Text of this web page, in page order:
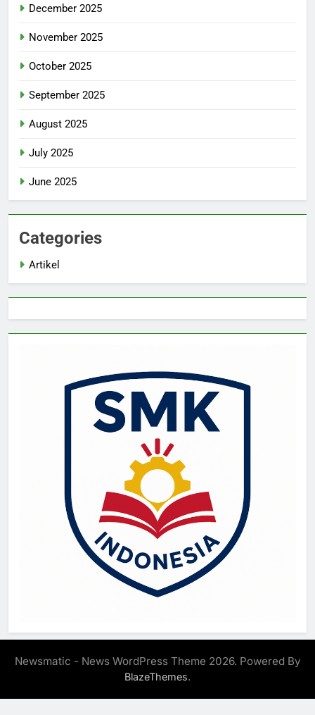
December 2025
November 2025
October 2025
September 2025
August 2025
July 2025
June 2025
Categories
Artikel
Newsmatic - News WordPress Theme 2026. Powered By
BlazeThemes.